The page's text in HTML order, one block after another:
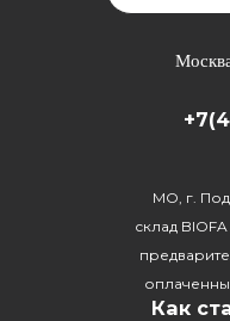
МО, г.
склад
Как